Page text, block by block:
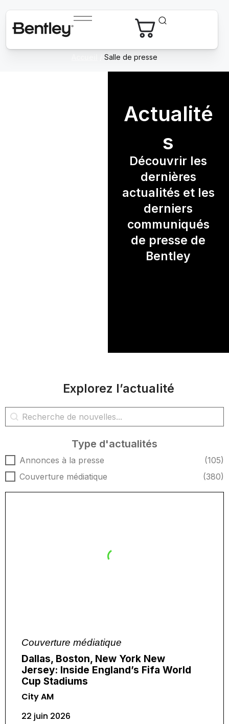
Salle de presse
Actualité
s
Découvrir les
dernières
actualités et les
derniers
communiqués
de presse de
Bentley
Explorez l’actualité
Rechercher des nouvelles
Rechercher du contenu
Type d'actualités
Type d'actualités
Annonces à la presse
(105)
Couverture médiatique
(380)
Couverture médiatique
Dallas, Boston, New York New
Jersey: Inside England’s Fifa World
Cup Stadiums
City AM
22 juin 2026